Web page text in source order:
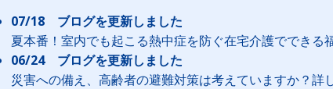
07/18 ブログを更新しました
夏本番！室内でも起こる熱中症を防ぐ在宅介護でできる
06/24 ブログを更新しました
災害への備え、高齢者の避難対策は考えていますか？詳